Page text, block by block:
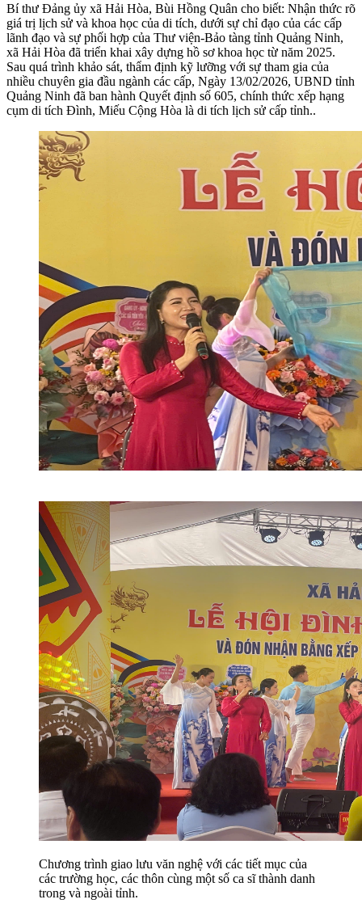
Bí thư Đảng ủy xã Hải Hòa, Bùi Hồng Quân cho biết: Nhận thức rõ
giá trị lịch sử và khoa học của di tích, dưới sự chỉ đạo của các cấp
lãnh đạo và sự phối hợp của Thư viện-Bảo tàng tỉnh Quảng Ninh,
xã Hải Hòa đã triển khai xây dựng hồ sơ khoa học từ năm 2025.
Sau quá trình khảo sát, thẩm định kỹ lưỡng với sự tham gia của
nhiều chuyên gia đầu ngành các cấp, Ngày 13/02/2026, UBND tỉnh
Quảng Ninh đã ban hành Quyết định số 605, chính thức xếp hạng
cụm di tích Đình, Miếu Cộng Hòa là di tích lịch sử cấp tỉnh..
Chương trình giao lưu văn nghệ với các tiết mục của
các trường học, các thôn cùng một số ca sĩ thành danh
trong và ngoài tỉnh.